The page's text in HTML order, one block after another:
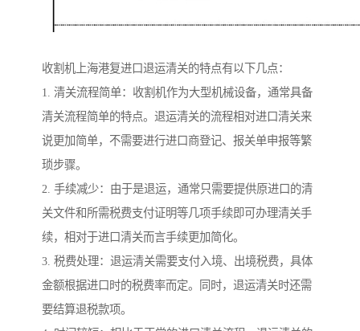
收割机上海港复进口退运清关的特点有以下几点：
1. 清关流程简单：收割机作为大型机械设备，通常具备
清关流程简单的特点。退运清关的流程相对进口清关来
说更加简单，不需要进行进口商登记、报关单申报等繁
琐步骤。
2. 手续减少：由于是退运，通常只需要提供原进口的清
关文件和所需税费支付证明等几项手续即可办理清关手
续，相对于进口清关而言手续更加简化。
3. 税费处理：退运清关需要支付入境、出境税费，具体
金额根据进口时的税费率而定。同时，退运清关时还需
要结算退税款项。